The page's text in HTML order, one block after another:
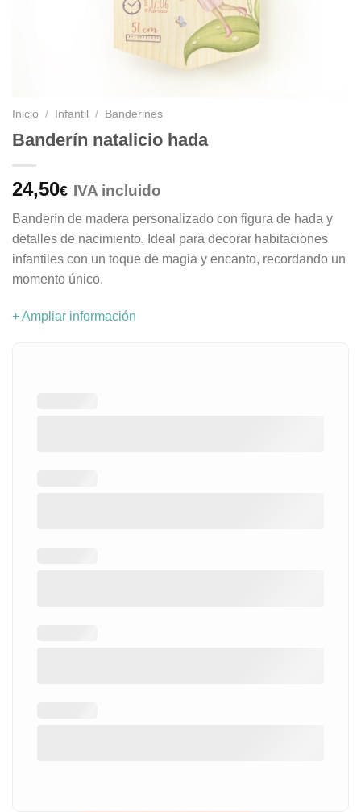
Inicio / Infantil / Banderines
Banderín natalicio hada
24,50€ IVA incluido
Banderín de madera personalizado con figura de hada y
detalles de nacimiento. Ideal para decorar habitaciones
infantiles con un toque de magia y encanto, recordando un
momento único.
+ Ampliar información